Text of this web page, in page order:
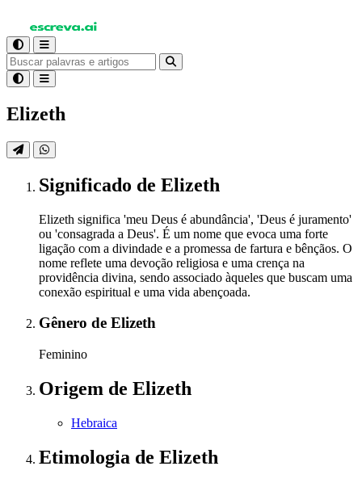
Elizeth
Significado de Elizeth
Elizeth significa 'meu Deus é abundância', 'Deus é juramento'
ou 'consagrada a Deus'. É um nome que evoca uma forte
ligação com a divindade e a promessa de fartura e bênçãos. O
nome reflete uma devoção religiosa e uma crença na
providência divina, sendo associado àqueles que buscam uma
conexão espiritual e uma vida abençoada.
Gênero de Elizeth
Feminino
Origem de Elizeth
Hebraica
Etimologia de Elizeth